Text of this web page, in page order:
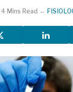
4 Mins Read